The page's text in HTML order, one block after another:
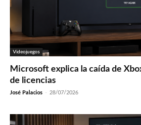
Videojuegos
Microsoft explica la caída de
de licencias
José Palacios - 28/07/2026